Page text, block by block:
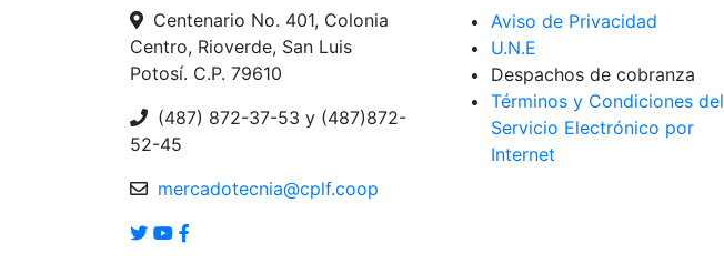
Centenario No. 401, Colonia
Centro, Rioverde, San Luis
Potosí. C.P. 79610
(487) 872-37-53 y (487)872-
52-45
mercadotecnia@cplf.coop
Aviso de Privacidad
U.N.E
Despachos de cobranza
Términos y Condiciones del
Servicio Electrónico por
Internet